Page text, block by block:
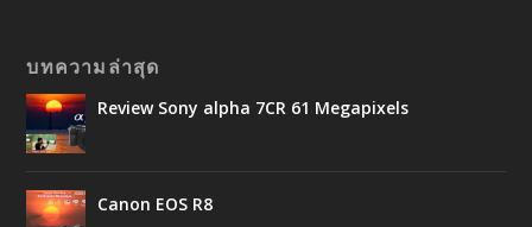
บทความล่าสุด
Review Sony alpha 7CR 61 Megapixels
Canon EOS R8